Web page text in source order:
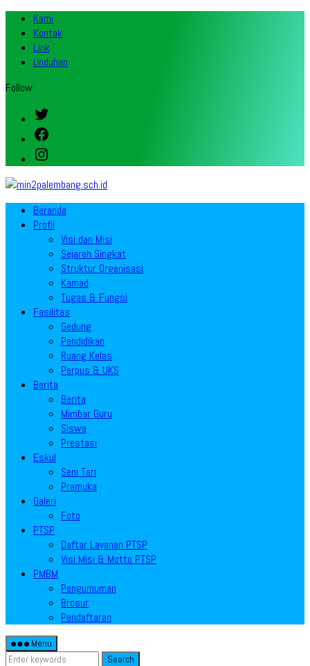
Kami
Kontak
Link
Unduhan
Follow:
Twitter
Facebook
Instagram
Beranda
Profil
Visi dan Misi
Sejarah Singkat
Struktur Organisasi
Kamad
Tugas & Fungsi
Fasilitas
Gedung
Pendidikan
Ruang Kelas
Perpus & UKS
Berita
Berita
Mimbar Guru
Siswa
Prestasi
Eskul
Seni Tari
Pramuka
Galeri
Foto
PTSP
Daftar Layanan PTSP
Visi Misi & Motto PTSP
PMBM
Pengumuman
Brosur
Pendaftaran
Menu
Search